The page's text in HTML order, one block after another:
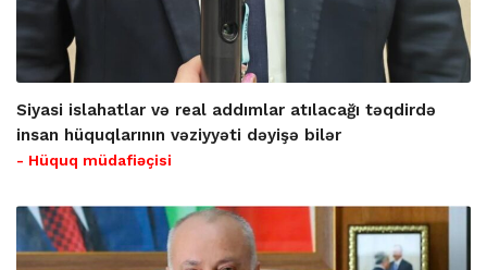
Siyasi islahatlar və real addımlar atılacağı təqdirdə
insan hüquqlarının vəziyyəti dəyişə bilər
- Hüquq müdafiəçisi